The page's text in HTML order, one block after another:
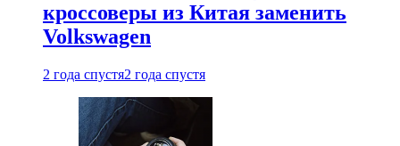
кроссоверы из Китая заменить
Volkswagen
2 года спустя2 года спустя